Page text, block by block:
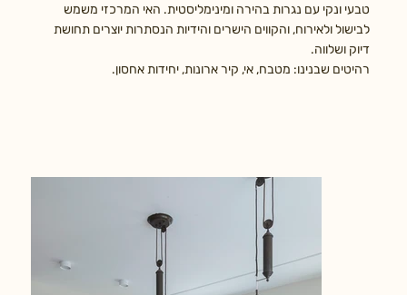
טבעי ונקי עם נגרות בהירה ומינימליסטית. האי המרכזי משמש
לבישול ולאירוח, והקווים הישרים והידיות הנסתרות יוצרים תחושת
דיוק ושלווה.
רהיטים שבנינו: מטבח, אי, קיר ארונות, יחידות אחסון.